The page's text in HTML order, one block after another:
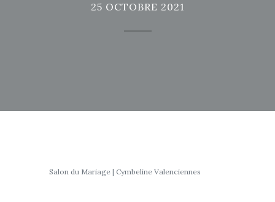
25 OCTOBRE 2021
Salon du Mariage | Cymbeline Valenciennes